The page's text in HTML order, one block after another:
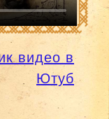
видео в
Ютуб